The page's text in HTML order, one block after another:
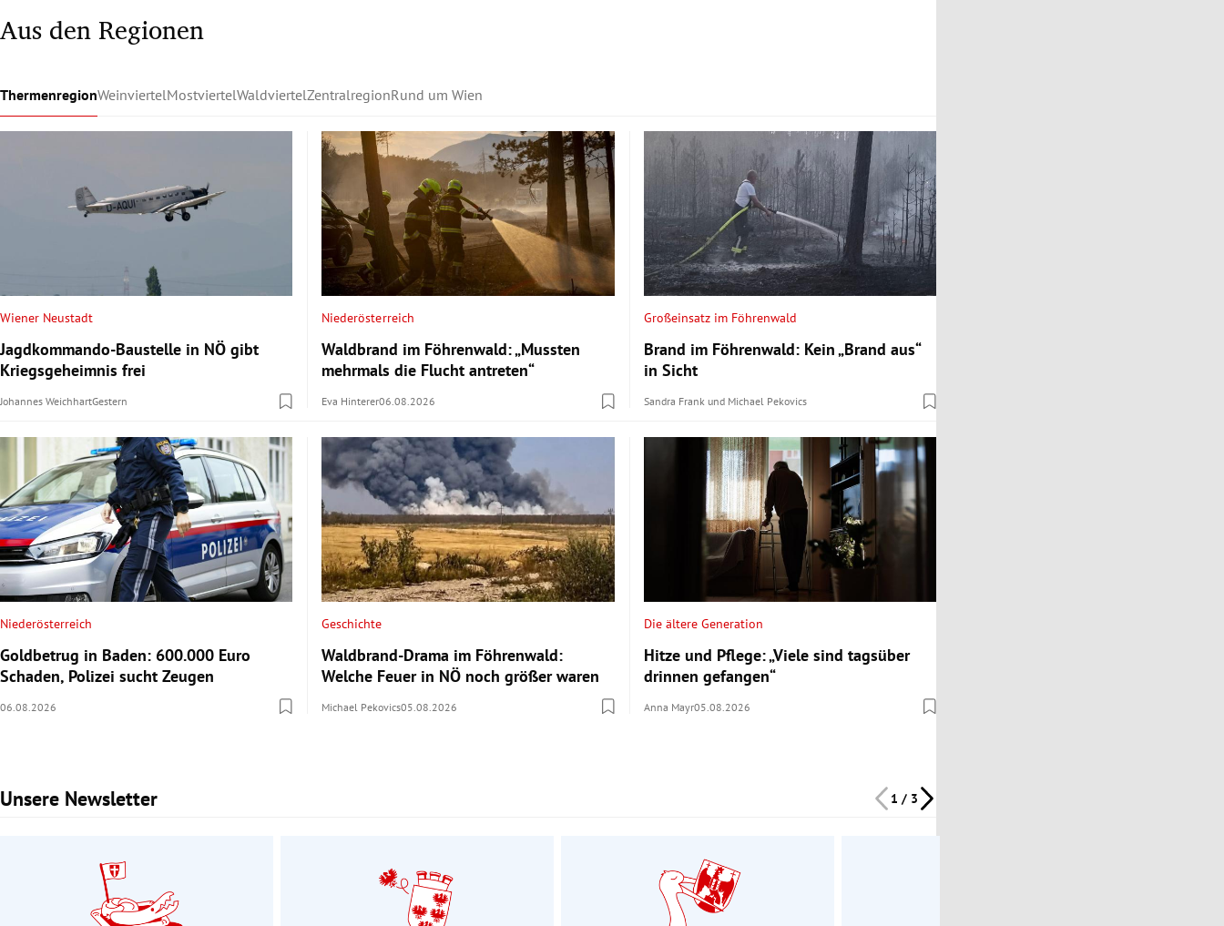
Aus den Regionen
ThermenregionWeinviertelMostviertelWaldviertelZentralregionRund um Wien
Wiener Neustadt
Jagdkommando-Baustelle in NÖ gibt
Kriegsgeheimnis frei
Johannes WeichhartGestern
Niederösterreich
Waldbrand im Föhrenwald: „Mussten
mehrmals die Flucht antreten“
Eva Hinterer06.08.2026
Großeinsatz im Föhrenwald
Brand im Föhrenwald: Kein „Brand aus“
in Sicht
Sandra Frankund Michael Pekovics
Niederösterreich
Goldbetrug in Baden: 600.000 Euro
Schaden, Polizei sucht Zeugen
06.08.2026
Geschichte
Waldbrand-Drama im Föhrenwald:
Welche Feuer in NÖ noch größer waren
Michael Pekovics05.08.2026
Die ältere Generation
Hitze und Pflege: „Viele sind tagsüber
drinnen gefangen“
Anna Mayr05.08.2026
Unsere Newsletter 1 / 3
Slide 1 von 3